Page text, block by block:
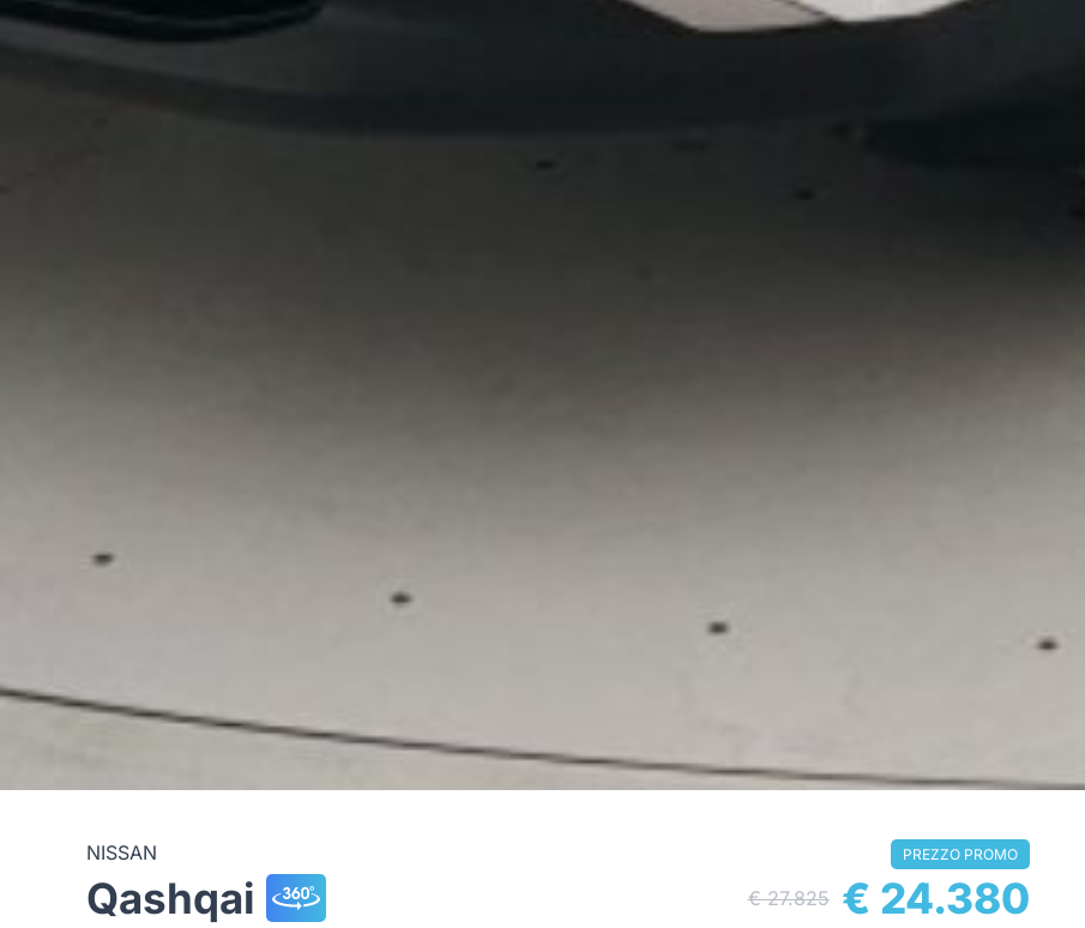
NISSAN
Qashqai
PREZZO PROMO
€ 27.825 € 24.380